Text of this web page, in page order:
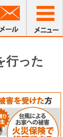
行った